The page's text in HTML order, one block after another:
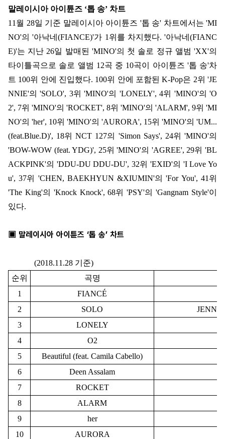
말레이시아 아이튠즈 ‘톱 송’ 차트
11 월 28일 기준 말레이시아 아이튠즈 '톱 송' 차트에서는 'MI
NO'의'아낙네(FIANCE)'가 1 위를 차지했다. '아낙네 (FIANC
E)'는 지난 26일 발매된 'MINO'의 첫 솔로 정규 앨범'XX'의
타이틀곡으로 솔로 앨범 12곡 중 10곡이 아이튠즈 '톱 송'차
트 100위 안에 진입했다. 100위 안에 포함된K-Pop은 2위'JE
NNIE'의'SOLO', 3위'MINO'의 'LONELY', 4위 'MINO'의'O
2', 7위 'MINO'의 'ROCKET', 8위 'MINO'의 'ALARM', 9위 'MI
NO'의 'her', 10위 'MINO'의 'AURORA', 15위 'MINO'의 'UM...
(feat.Blue.D)', 18위NCT 127의 'Simon Says', 24위'MINO'의
'BOW-WOW (feat. YDG)', 25위'MINO'의 'AGREE', 29위'BL
ACKPINK'의 'DDU-DU DDU-DU', 32위 'EXID'의 'I Love Yo
u', 37위 'CHEN, BAEKHYUN &XIUMIN'의'For You', 41 위
'The King'의 'Knock Knock', 68위'PSY'의'Gangnam Style'이
있다.
▣ 말레이시아 아이튠즈 ‘톱 송’ 차트
(2018.11.28 기준)
순위
곡명
1
FIANCÉ
2
SOLO
3
LONELY
4
O2
5
Beautiful (feat. Camila Cabello)
6
Deen Assalam
7
ROCKET
8
ALARM
9
her
10
AURORA